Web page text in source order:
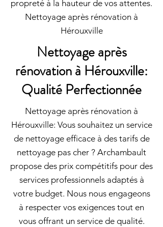
propreté à la hauteur de vos attentes.
Nettoyage après rénovation à
Hérouxville
Nettoyage après
rénovation à Hérouxville:
Qualité Perfectionnée
Nettoyage après rénovation à
Hérouxville: Vous souhaitez un service
de nettoyage efficace à des tarifs de
nettoyage pas cher ? Archambault
propose des prix compétitifs pour des
services professionnels adaptés à
votre budget. Nous nous engageons
à respecter vos exigences tout en
vous offrant un service de qualité.